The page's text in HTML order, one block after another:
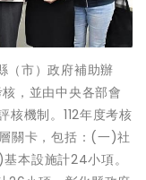
（市）政府補助辦
，並由中央各部會
核機制。112年度考核
關卡，包括：(一)社
本設施計24小項。